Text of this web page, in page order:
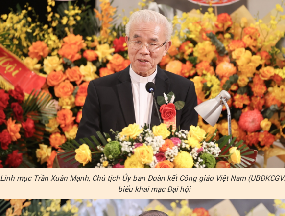
Linh mục Trần Xuân Mạnh, Chủ tịch Ủy ban Đoàn kết Công giáo Việt Nam
biểu khai mạc Đại hội